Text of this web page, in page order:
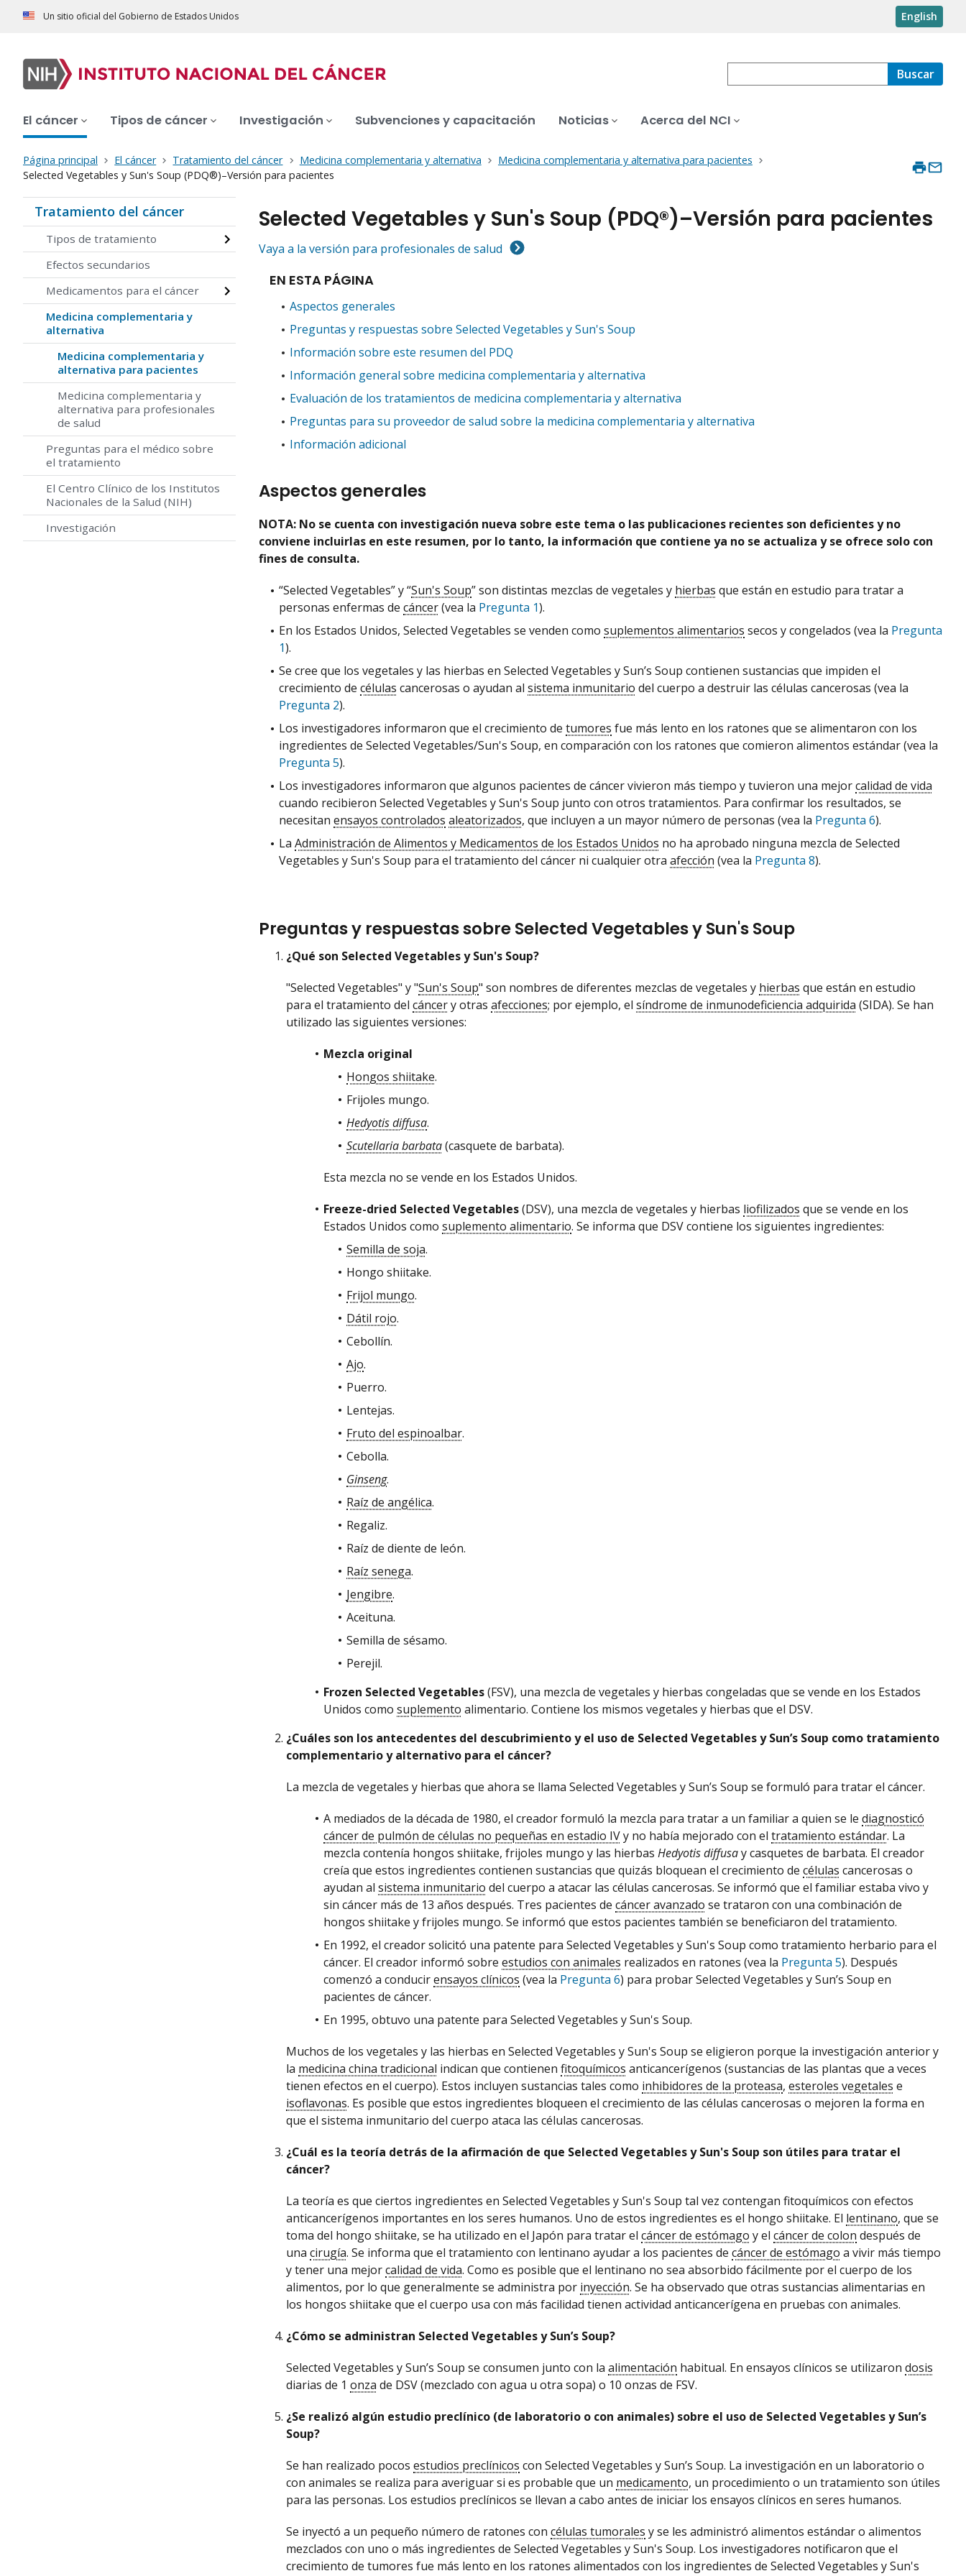
Un sitio oficial del Gobierno de Estados Unidos English
Buscar
El cáncer Tipos de cáncer Investigación Subvenciones y capacitación Noticias Acerca del NCI
Página principal El cáncer Tratamiento del cáncer Medicina complementaria y alternativa
Medicina complementaria y alternativa para pacientes
Selected Vegetables y Sun's Soup (PDQ®)–Versión para pacientes
Tratamiento del cáncer
Tipos de tratamiento
Efectos secundarios
Medicamentos para el cáncer
Medicina complementaria y
alternativa
Medicina complementaria y
alternativa para pacientes
Medicina complementaria y
alternativa para profesionales
de salud
Preguntas para el médico sobre
el tratamiento
El Centro Clínico de los Institutos
Nacionales de la Salud (NIH)
Investigación
Selected Vegetables y Sun's Soup (PDQ®)–Versión para pacientes
Vaya a la versión para profesionales de salud
EN ESTA PÁGINA
Aspectos generales
Preguntas y respuestas sobre Selected Vegetables y Sun's Soup
Información sobre este resumen del PDQ
Información general sobre medicina complementaria y alternativa
Evaluación de los tratamientos de medicina complementaria y alternativa
Preguntas para su proveedor de salud sobre la medicina complementaria y alternativa
Información adicional
Aspectos generales
NOTA: No se cuenta con investigación nueva sobre este tema o las publicaciones recientes son deficientes y no
conviene incluirlas en este resumen, por lo tanto, la información que contiene ya no se actualiza y se ofrece solo con
fines de consulta.
“Selected Vegetables” y “Sun's Soup” son distintas mezclas de vegetales y hierbas que están en estudio para tratar a
personas enfermas de cáncer(vea la Pregunta 1).
En los Estados Unidos, Selected Vegetables se venden como suplementos alimentarios secos y congelados (vea la Pregunta
1).
Se cree que los vegetales y las hierbas en Selected Vegetables y Sun’s Soup contienen sustancias que impiden el
crecimiento de células cancerosas o ayudan al sistema inmunitario del cuerpo a destruir las células cancerosas (vea la
Pregunta 2).
Los investigadores informaron que el crecimiento de tumores fue más lento en los ratones que se alimentaron con los
ingredientes de Selected Vegetables/Sun's Soup, en comparación con los ratones que comieron alimentos estándar (vea la
Pregunta 5).
Los investigadores informaron que algunos pacientes de cáncer vivieron más tiempo y tuvieron una mejorcalidad de vida
cuando recibieron Selected Vegetables y Sun's Soup junto con otros tratamientos. Para confirmar los resultados, se
necesitan ensayos controlados aleatorizados, que incluyen a un mayor número de personas (vea la Pregunta 6).
La Administración de Alimentos y Medicamentos de los Estados Unidos no ha aprobado ninguna mezcla de Selected
Vegetables y Sun's Soup para el tratamiento del cáncer ni cualquier otra afección (vea la Pregunta 8).
Preguntas y respuestas sobre Selected Vegetables y Sun's Soup
¿Qué son Selected Vegetables y Sun's Soup?
"Selected Vegetables" y "Sun's Soup" son nombres de diferentes mezclas de vegetales y hierbas que están en estudio
para el tratamiento del cáncery otras afecciones; por ejemplo, el síndrome de inmunodeficiencia adquirida (SIDA). Se han
utilizado las siguientes versiones:
Mezcla original
Hongos shiitake.
Frijoles mungo.
Hedyotis diffusa.
Scutellaria barbata(casquete de barbata).
Esta mezcla no se vende en los Estados Unidos.
Freeze-dried Selected Vegetables(DSV), una mezcla de vegetales y hierbas liofilizados que se vende en los
Estados Unidos como suplemento alimentario. Se informa que DSV contiene los siguientes ingredientes:
Semilla de soja.
Hongo shiitake.
Frijol mungo.
Dátil rojo.
Cebollín.
Ajo.
Puerro.
Lentejas.
Fruto del espinoalbar.
Cebolla.
Ginseng.
Raíz de angélica.
Regaliz.
Raíz de diente de león.
Raíz senega.
Jengibre.
Aceituna.
Semilla de sésamo.
Perejil.
Frozen Selected Vegetables(FSV), una mezcla de vegetales y hierbas congeladas que se vende en los Estados
Unidos como suplemento alimentario. Contiene los mismos vegetales y hierbas que el DSV.
¿Cuáles son los antecedentes del descubrimiento y el uso de Selected Vegetables y Sun’s Soup como tratamiento
complementario y alternativo para el cáncer?
La mezcla de vegetales y hierbas que ahora se llama Selected Vegetables y Sun’s Soup se formuló para tratar el cáncer.
A mediados de la década de 1980, el creador formuló la mezcla para tratar a un familiar a quien se le diagnosticó
cáncer de pulmón de células no pequeñas en estadio IVy no había mejorado con el tratamiento estándar. La
mezcla contenía hongos shiitake, frijoles mungo y las hierbas Hedyotis diffusay casquetes de barbata. El creador
creía que estos ingredientes contienen sustancias que quizás bloquean el crecimiento de células cancerosas o
ayudan al sistema inmunitario del cuerpo a atacar las células cancerosas. Se informó que el familiar estaba vivo y
sin cáncer más de 13 años después. Tres pacientes de cáncer avanzado se trataron con una combinación de
hongos shiitake y frijoles mungo. Se informó que estos pacientes también se beneficiaron del tratamiento.
En 1992, el creador solicitó una patente para Selected Vegetables y Sun's Soup como tratamiento herbario para el
cáncer. El creador informó sobre estudios con animales realizados en ratones (vea la Pregunta 5). Después
comenzó a conducirensayos clínicos (vea la Pregunta 6) para probar Selected Vegetables y Sun’s Soup en
pacientes de cáncer.
En 1995, obtuvo una patente para Selected Vegetables y Sun's Soup.
Muchos de los vegetales y las hierbas en Selected Vegetables y Sun's Soup se eligieron porque la investigación anterior y
la medicina china tradicional indican que contienen fitoquímicos anticancerígenos (sustancias de las plantas que a veces
tienen efectos en el cuerpo). Estos incluyen sustancias tales como inhibidores de la proteasa, esteroles vegetales e
isoflavonas. Es posible que estos ingredientes bloqueen el crecimiento de las células cancerosas o mejoren la forma en
que el sistema inmunitario del cuerpo ataca las células cancerosas.
¿Cuál es la teoría detrás de la afirmación de que Selected Vegetables y Sun's Soup son útiles para tratar el
cáncer?
La teoría es que ciertos ingredientes en Selected Vegetables y Sun's Soup tal vez contengan fitoquímicos con efectos
anticancerígenos importantes en los seres humanos. Uno de estos ingredientes es el hongo shiitake. El lentinano, que se
toma del hongo shiitake, se ha utilizado en el Japón para tratar el cáncer de estómago y el cáncer de colon después de
una cirugía. Se informa que el tratamiento con lentinano ayudar a los pacientes de cáncer de estómago a vivir más tiempo
y tener una mejorcalidad de vida. Como es posible que el lentinano no sea absorbido fácilmente por el cuerpo de los
alimentos, por lo que generalmente se administra por inyección. Se ha observado que otras sustancias alimentarias en
los hongos shiitake que el cuerpo usa con más facilidad tienen actividad anticancerígena en pruebas con animales.
¿Cómo se administran Selected Vegetables y Sun’s Soup?
Selected Vegetables y Sun’s Soup se consumen junto con la alimentación habitual. En ensayos clínicos se utilizaron dosis
diarias de 1 onza de DSV (mezclado con agua u otra sopa) o 10 onzas de FSV.
¿Se realizó algún estudio preclínico (de laboratorio o con animales) sobre el uso de Selected Vegetables y Sun’s
Soup?
Se han realizado pocos estudios preclínicos con Selected Vegetables y Sun’s Soup. La investigación en un laboratorio o
con animales se realiza para averiguar si es probable que un medicamento, un procedimiento o un tratamiento son útiles
para las personas. Los estudios preclínicos se llevan a cabo antes de iniciar los ensayos clínicos en seres humanos.
Se inyectó a un pequeño número de ratones con células tumorales y se les administró alimentos estándar o alimentos
mezclados con uno o más ingredientes de Selected Vegetables y Sun's Soup. Los investigadores notificaron que el
crecimiento de tumores fue más lento en los ratones alimentados con los ingredientes de Selected Vegetables y Sun's